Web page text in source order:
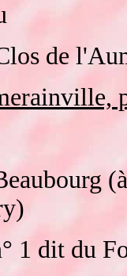
de
1 dit du